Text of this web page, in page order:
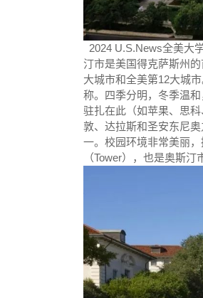
2024 U.S.News全美大
汀市是美国得克萨斯州
大城市和全美第12大城
称。四季分明，冬季温
驻扎在此（如苹果、思
敦、达拉斯和圣安东尼
一。校园环境非常美丽
（Tower），也是奥斯汀